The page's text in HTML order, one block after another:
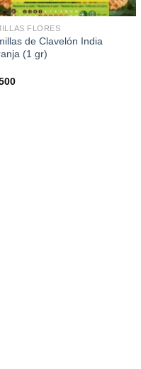
+
FLORES
de Clavelón India
(1 gr)